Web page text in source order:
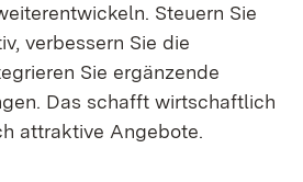
Steuern Sie
verbessern Sie die
Sie ergänzende
Das schafft wirtschaftlich
attraktive Angebote.